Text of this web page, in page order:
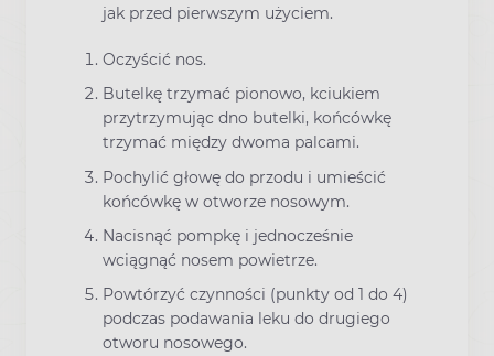
jak przed pierwszym użyciem.
Oczyścić nos.
Butelkę trzymać pionowo, kciukiem
przytrzymując dno butelki, końcówkę
trzymać między dwoma palcami.
Pochylić głowę do przodu i umieścić
końcówkę w otworze nosowym.
Nacisnąć pompkę i jednocześnie
wciągnąć nosem powietrze.
Powtórzyć czynności (punkty od 1 do 4)
podczas podawania leku do drugiego
otworu nosowego.